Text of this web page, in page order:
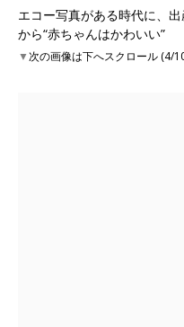
エコー写真がある時代に、
から“赤ちゃんはかわいい”
▼次の画像は下へスクロール (4/